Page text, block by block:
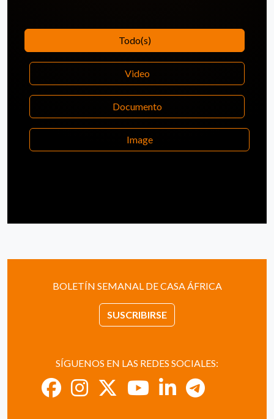
Todo(s)
Video
Documento
Image
BOLETÍN SEMANAL DE CASA ÁFRICA
SUSCRIBIRSE
SÍGUENOS EN LAS REDES SOCIALES: